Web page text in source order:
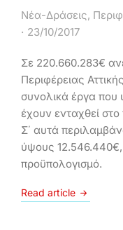
Νέα-Δράσεις,
23/10/2017
Σε 220.660.283€
Περιφέρειας
συνολικά έργα που
έχουν ενταχθεί
Σ΄ αυτά
ύψους
προϋπολογισμό.
Read article